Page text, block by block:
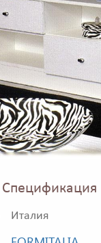
Спецификация
Италия